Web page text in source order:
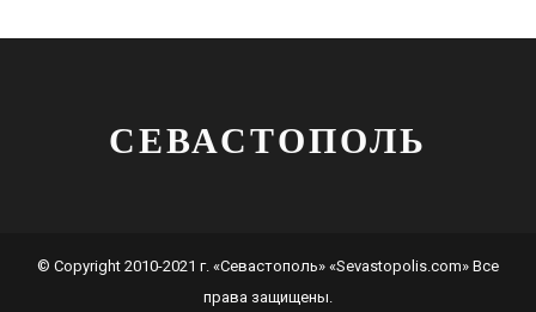
СЕВАСТОПОЛЬ
© Copyright 2010-2021 г. «Севастополь» «Sevastopolis.com» Все
права защищены.